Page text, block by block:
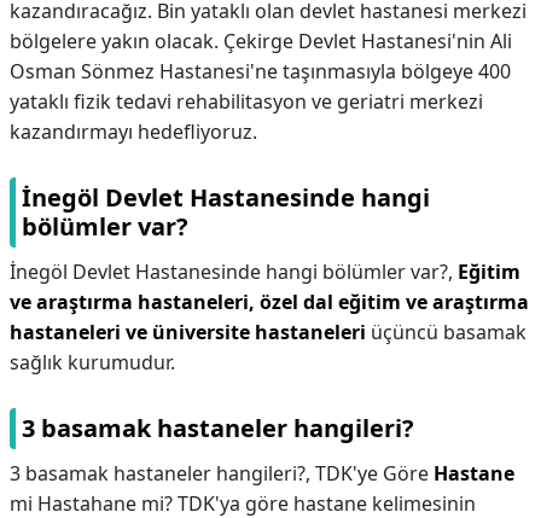
kazandıracağız. Bin yataklı olan devlet hastanesi merkezi
bölgelere yakın olacak. Çekirge Devlet Hastanesi'nin Ali
Osman Sönmez Hastanesi'ne taşınmasıyla bölgeye 400
yataklı fizik tedavi rehabilitasyon ve geriatri merkezi
kazandırmayı hedefliyoruz.
İnegöl Devlet Hastanesinde hangi
bölümler var?
İnegöl Devlet Hastanesinde hangi bölümler var?, Eğitim
ve araştırma hastaneleri, özel dal eğitim ve araştırma
hastaneleri ve üniversite hastaneleri üçüncü basamak
sağlık kurumudur.
3 basamak hastaneler hangileri?
3 basamak hastaneler hangileri?, TDK'ye Göre Hastane
mi Hastahane mi? TDK'ya göre hastane kelimesinin